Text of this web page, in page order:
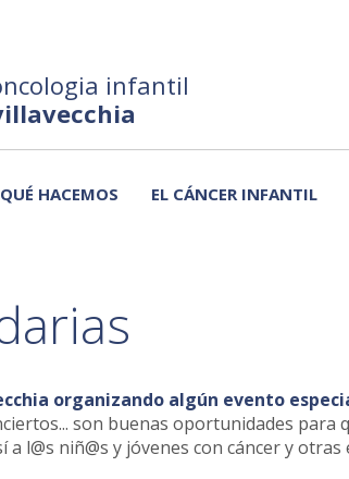
infantil
QUÉ HACEMOS EL CÁNCER INFANTIL
organizando algún evento
son buenas oportunidades
l@s niñ@s y jóvenes con cáncer y